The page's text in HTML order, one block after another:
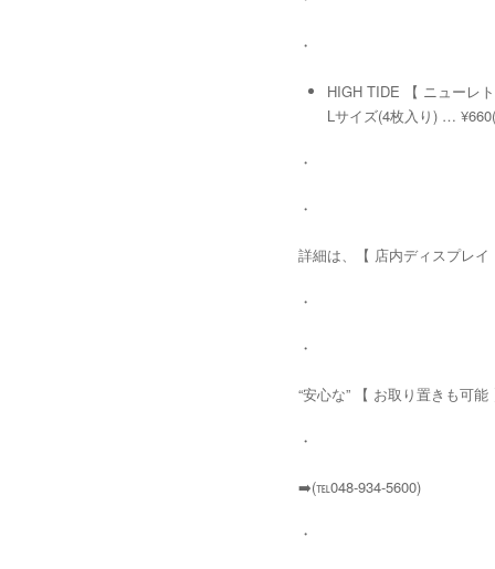
・
HIGH TIDE 【 ニューレ
Lサイズ(4枚入り) …
・
・
詳細は、【 店内ディスプレ
・
・
“安心な” 【 お取り置きも可
・
➡️(℡048-934-5600)
・